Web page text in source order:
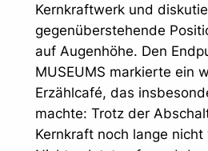
Kernkraftwerk und
gegenüberstehende
auf Augenhöhe. Den
MUSEUMS markierte ein
Erzählcafé, das
machte: Trotz der
Kernkraft noch lange